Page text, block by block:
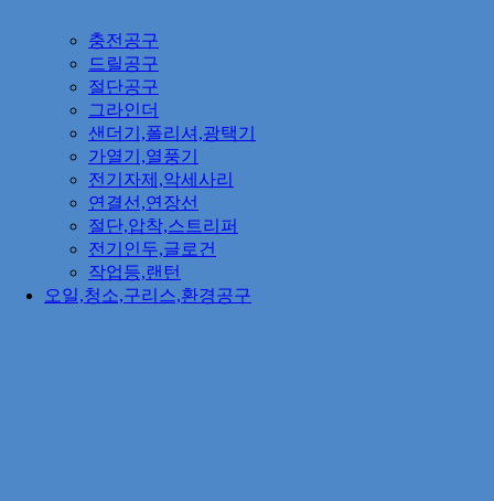
충전공구
드릴공구
절단공구
그라인더
샌더기,폴리셔,광택기
가열기,열풍기
전기자제,악세사리
연결선,연장선
절단,압착,스트리퍼
전기인두,글로건
작업등,랜턴
오일,청소,구리스,환경공구